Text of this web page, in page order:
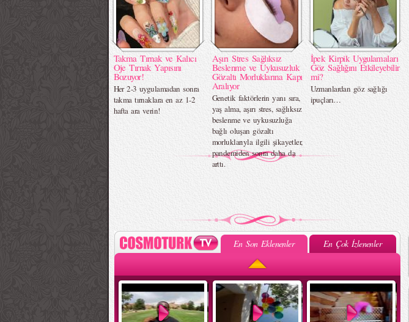
Takma Tırnak ve Kalıcı
Oje Tırnak Yapısını
Bozuyor!
Her 2-3 uygulamadan sonra
takma tırnaklara en az 1-2
hafta ara verin!
Aşırı Stres Sağlıksız
Beslenme ve Uykusuzluk
Gözaltı Morluklarına Kapı
Aralıyor
Genetik faktörlerin yanı sıra,
yaş alma, aşırı stres, sağlıksız
beslenme ve uykusuzluğa
bağlı oluşan gözaltı
morluklarıyla ilgili şikayetler,
pandemiden sonra daha da
arttı.
İpek Kirpik Uygulamaları
Göz Sağlığını Etkileyebilir
mi?
Uzmanlardan göz sağlığı
ipuçları…
En Son Eklenenler En Çok İzlenenler